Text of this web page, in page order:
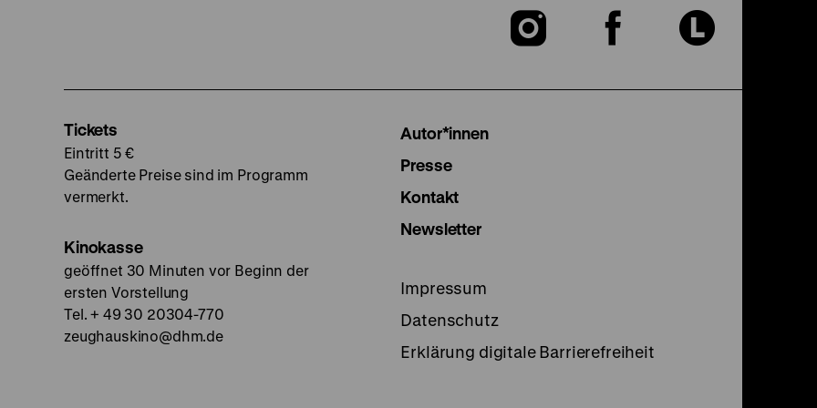
Zu
Zu
Zu
Tickets
Eintritt 5 €
Geänderte Preise sind im Programm
vermerkt.
Kinokasse
geöffnet 30 Minuten vor Beginn der
ersten Vorstellung
Tel. + 49 30 20304-770
zeughauskino@dhm.de
Autor*innen
Presse
Kontakt
Newsletter
Impressum
Datenschutz
Erklärung digitale Barrierefreiheit